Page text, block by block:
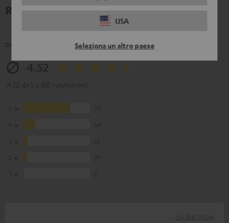
USA
Seleziona un altro paese
Così i clienti valutano il prodotto
06/08/2026